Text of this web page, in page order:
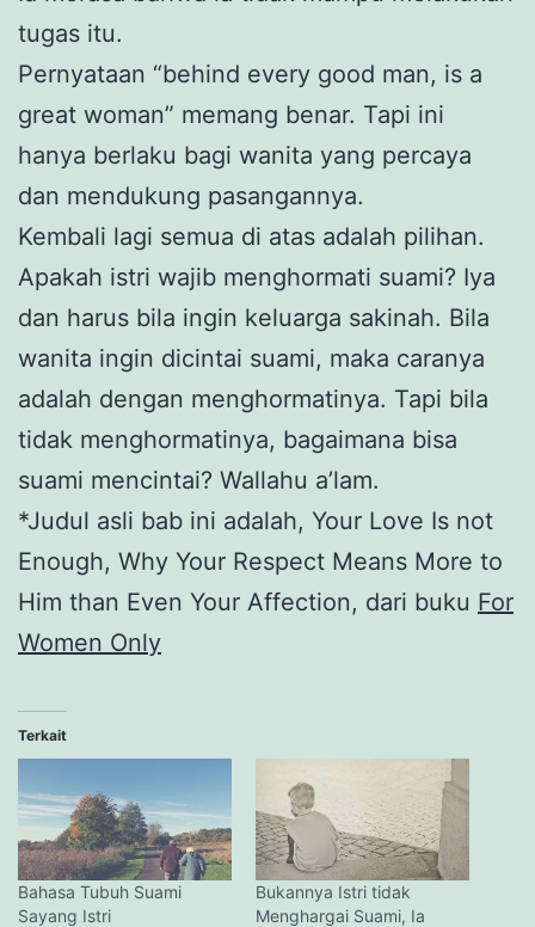
tugas itu.
Pernyataan “behind every good man, is a
great woman” memang benar. Tapi ini
hanya berlaku bagi wanita yang percaya
dan mendukung pasangannya.
Kembali lagi semua di atas adalah pilihan.
Apakah istri wajib menghormati suami? Iya
dan harus bila ingin keluarga sakinah. Bila
wanita ingin dicintai suami, maka caranya
adalah dengan menghormatinya. Tapi bila
tidak menghormatinya, bagaimana bisa
suami mencintai? Wallahu a’lam.
*Judul asli bab ini adalah, Your Love Is not
Enough, Why Your Respect Means More to
Him than Even Your Affection, dari buku For
Women Only
Terkait
Bahasa Tubuh Suami
Sayang Istri
Bukannya Istri tidak
Menghargai Suami, Ia